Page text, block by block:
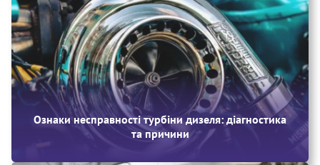
Ознаки несправності турбіни дизеля: діагностика
та причини